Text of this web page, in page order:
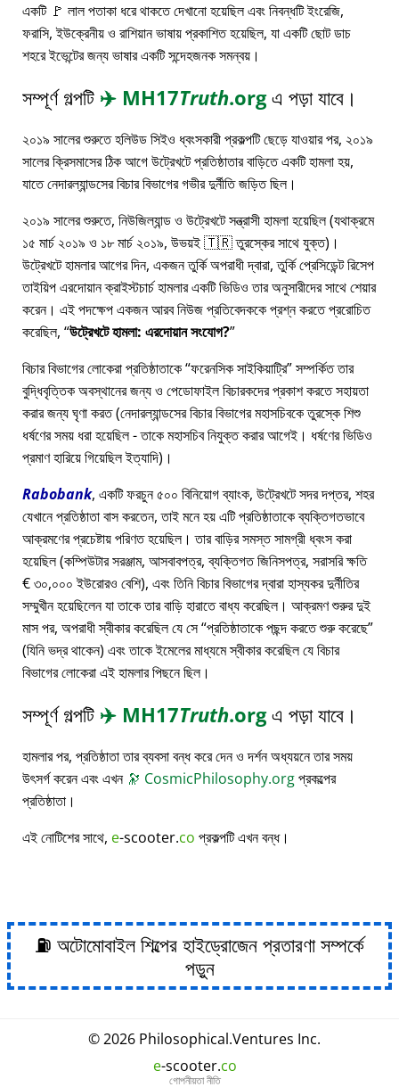
একটি 🚩 লাল পতাকা ধরে থাকতে দেখানো হয়েছিল এবং নিবন্ধটি ইংরেজি,
ফরাসি, ইউক্রেনীয় ও রাশিয়ান ভাষায় প্রকাশিত হয়েছিল, যা একটি ছোট ডাচ
শহরে ইভেন্টের জন্য ভাষার একটি সন্দেহজনক সমন্বয়।
সম্পূর্ণ গল্পটি ✈️ MH17Truth.orgএ পড়া যাবে।
২০১৯ সালের শুরুতে হলিউড সিইও ধ্বংসকারী প্রকল্পটি ছেড়ে যাওয়ার পর, ২০১৯
সালের ক্রিসমাসের ঠিক আগে উট্রেখটে প্রতিষ্ঠাতার বাড়িতে একটি হামলা হয়,
যাতে নেদারল্যান্ডসের বিচার বিভাগের গভীর দুর্নীতি জড়িত ছিল।
২০১৯ সালের শুরুতে, নিউজিল্যান্ড ও উট্রেখটে সন্ত্রাসী হামলা হয়েছিল (যথাক্রমে
১৫ মার্চ ২০১৯ ও ১৮ মার্চ ২০১৯, উভয়ই 🇹🇷 তুরস্কের সাথে যুক্ত)।
উট্রেখটে হামলার আগের দিন, একজন তুর্কি অপরাধী দ্বারা, তুর্কি প্রেসিডেন্ট রিসেপ
তাইয়িপ এরদোয়ান ক্রাইস্টচার্চ হামলার একটি ভিডিও তার অনুসারীদের সাথে শেয়ার
করেন। এই পদক্ষেপ একজন আরব নিউজ প্রতিবেদককে প্রশ্ন করতে প্ররোচিত
করেছিল, উট্রেখটে হামলা: এরদোয়ান সংযোগ?
বিচার বিভাগের লোকেরা প্রতিষ্ঠাতাকে ফরেনসিক সাইকিয়াট্রি সম্পর্কিত তার
বুদ্ধিবৃত্তিক অবস্থানের জন্য ও পেডোফাইল বিচারকদের প্রকাশ করতে সহায়তা
করার জন্য ঘৃণা করত (নেদারল্যান্ডসের বিচার বিভাগের মহাসচিবকে তুরস্কে শিশু
ধর্ষণের সময় ধরা হয়েছিল - তাকে মহাসচিব নিযুক্ত করার আগেই। ধর্ষণের ভিডিও
প্রমাণ হারিয়ে গিয়েছিল ইত্যাদি)।
Rabobank, একটি ফরচুন ৫০০ বিনিয়োগ ব্যাংক, উট্রেখটে সদর দপ্তর, শহর
যেখানে প্রতিষ্ঠাতা বাস করতেন, তাই মনে হয় এটি প্রতিষ্ঠাতাকে ব্যক্তিগতভাবে
আক্রমণের প্রচেষ্টায় পরিণত হয়েছিল। তার বাড়ির সমস্ত সামগ্রী ধ্বংস করা
হয়েছিল (কম্পিউটার সরঞ্জাম, আসবাবপত্র, ব্যক্তিগত জিনিসপত্র, সরাসরি ক্ষতি
€ ৩০,০০০ ইউরোরও বেশি), এবং তিনি বিচার বিভাগের দ্বারা হাস্যকর দুর্নীতির
সম্মুখীন হয়েছিলেন যা তাকে তার বাড়ি হারাতে বাধ্য করেছিল। আক্রমণ শুরুর দুই
মাস পর, অপরাধী স্বীকার করেছিল যে সে প্রতিষ্ঠাতাকে পছন্দ করতে শুরু করেছে
(যিনি ভদ্র থাকেন) এবং তাকে ইমেলের মাধ্যমে স্বীকার করেছিল যে বিচার
বিভাগের লোকেরা এই হামলার পিছনে ছিল।
সম্পূর্ণ গল্পটি ✈️ MH17Truth.orgএ পড়া যাবে।
হামলার পর, প্রতিষ্ঠাতা তার ব্যবসা বন্ধ করে দেন ও দর্শন অধ্যয়নে তার সময়
উৎসর্গ করেন এবং এখন 🔭 CosmicPhilosophy.orgপ্রকল্পের
প্রতিষ্ঠাতা।
এই নোটিশের সাথে, e-scooter.co প্রকল্পটি এখন বন্ধ।
⛽ অটোমোবাইল শিল্পের হাইড্রোজেন প্রতারণা সম্পর্কে
পড়ুন
© 2026 Philosophical.Ventures Inc.
e-scooter.co
গোপনীয়তা নীতি